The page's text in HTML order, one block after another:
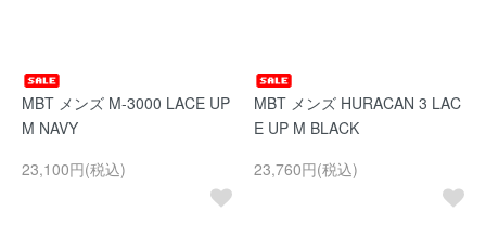
MBT メンズ M-3000 LACE UP
M NAVY
23,100円(税込)
MBT メンズ HURACAN 3 LAC
E UP M BLACK
23,760円(税込)